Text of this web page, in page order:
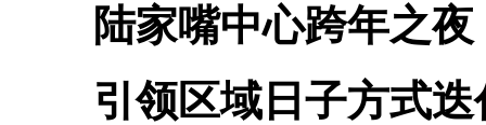
陆家嘴中心跨年之夜
引领区域日子方式迭